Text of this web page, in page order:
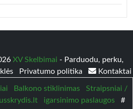
XV Skelbimai - Parduodu, perku,
Privatumo politika Kontaktai
Balkono stiklinimas
Straipsniai /
igarsinimo paslaugos #